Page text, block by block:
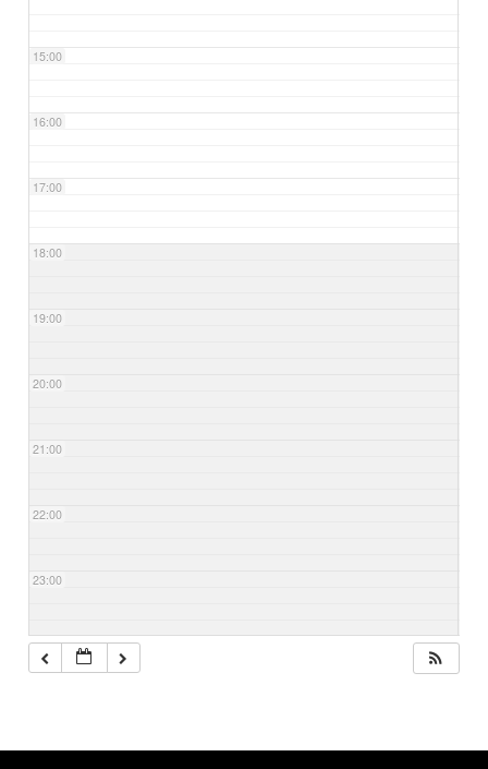
15:00
16:00
17:00
18:00
19:00
20:00
21:00
22:00
23:00